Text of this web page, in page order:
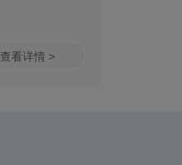
查看详情 >